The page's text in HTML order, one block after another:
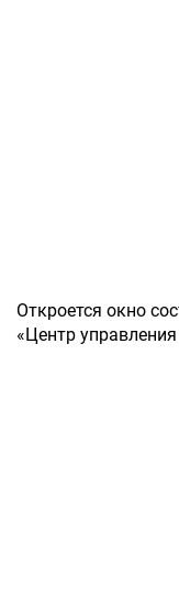
Откроется окно
«Центр